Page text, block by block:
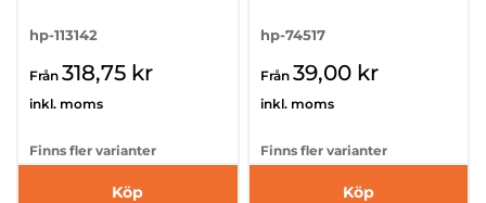
hp-113142
Från 318,75 kr
inkl. moms
Finns fler varianter
Köp
hp-74517
Från 39,00 kr
inkl. moms
Finns fler varianter
Köp